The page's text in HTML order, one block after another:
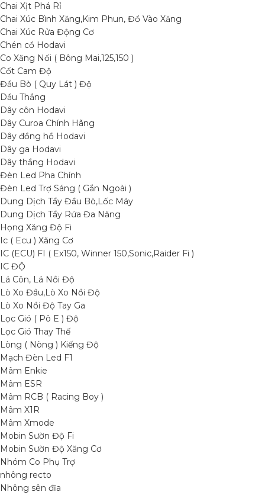
Chai Xịt Phá Rỉ
Chai Xúc Bình Xăng,Kim Phun, Đổ Vào Xăng
Chai Xúc Rửa Động Cơ
Chén cổ Hodavi
Co Xăng Nối ( Bông Mai,125,150 )
Cốt Cam Độ
Đầu Bò ( Quy Lát ) Độ
Dầu Thắng
Dây côn Hodavi
Dây Curoa Chính Hãng
Dây đồng hồ Hodavi
Dây ga Hodavi
Dây thắng Hodavi
Đèn Led Pha Chính
Đèn Led Trợ Sáng ( Gắn Ngoài )
Dung Dịch Tẩy Đầu Bò,Lốc Máy
Dung Dịch Tẩy Rửa Đa Năng
Họng Xăng Độ Fi
Ic ( Ecu ) Xăng Cơ
IC (ECU) FI ( Ex150, Winner 150,Sonic,Raider Fi )
IC ĐỘ
Lá Côn, Lá Nồi Độ
Lò Xo Đầu,Lò Xo Nồi Độ
Lò Xo Nồi Độ Tay Ga
Lọc Gió ( Pô E ) Độ
Lọc Gió Thay Thế
Lòng ( Nòng ) Kiếng Độ
Mạch Đèn Led F1
Mâm Enkie
Mâm ESR
Mâm RCB ( Racing Boy )
Mâm X1R
Mâm Xmode
Mobin Sườn Độ Fi
Mobin Sườn Độ Xăng Cơ
Nhóm Co Phụ Trợ
nhông recto
Nhông sên đĩa